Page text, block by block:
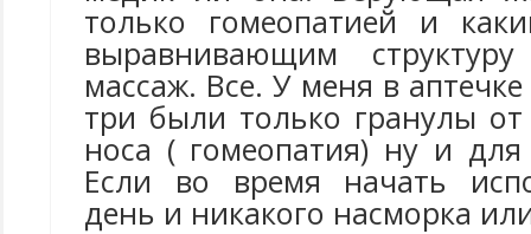
только гомеопатией и
выравнивающим
массаж. Все. У меня в
три были только гранулы
носа ( гомеопатия) ну и для
Если во время начать
день и никакого насморка